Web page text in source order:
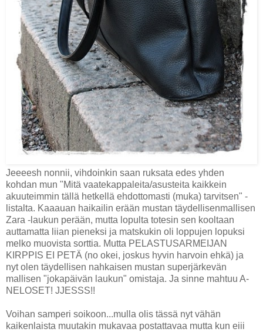
Jeeeesh nonnii, vihdoinkin saan ruksata edes yhden
kohdan mun "Mitä vaatekappaleita/asusteita kaikkein
akuuteimmin tällä hetkellä ehdottomasti (muka) tarvitsen" -
listalta. Kaaauan haikailin erään mustan täydellisenmallisen
Zara -laukun perään, mutta lopulta totesin sen kooltaan
auttamatta liian pieneksi ja matskukin oli loppujen lopuksi
melko muovista sorttia. Mutta PELASTUSARMEIJAN
KIRPPIS EI PETÄ (no okei, joskus hyvin harvoin ehkä) ja
nyt olen täydellisen nahkaisen mustan superjärkevän
mallisen "jokapäivän laukun" omistaja. Ja sinne mahtuu A-
NELOSET! JJESSS!!
Voihan samperi soikoon...mulla olis tässä nyt vähän
kaikenlaista muutakin mukavaa postattavaa mutta kun eiii